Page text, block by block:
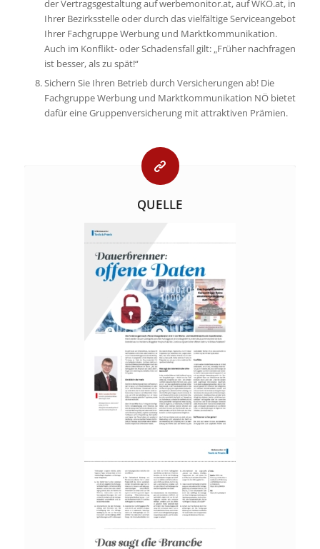
der Vertragsgestaltung auf werbemonitor.at, auf WKO.at, in
Ihrer Bezirksstelle oder durch das vielfältige Serviceangebot
Ihrer Fachgruppe Werbung und Marktkommunikation.
Auch im Konflikt- oder Schadensfall gilt: „Früher nachfragen
ist besser, als zu spät!“
Sichern Sie Ihren Betrieb durch Versicherungen ab! Die
Fachgruppe Werbung und Marktkommunikation NÖ bietet
dafür eine Gruppenversicherung mit attraktiven Prämien.
QUELLE